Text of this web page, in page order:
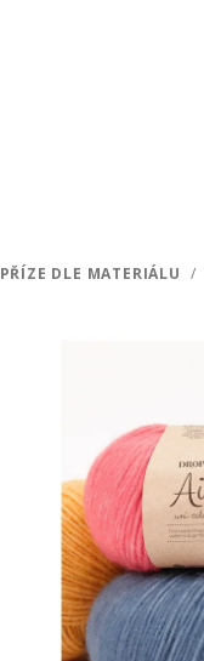
PŘÍZE DLE MATERIÁLU /